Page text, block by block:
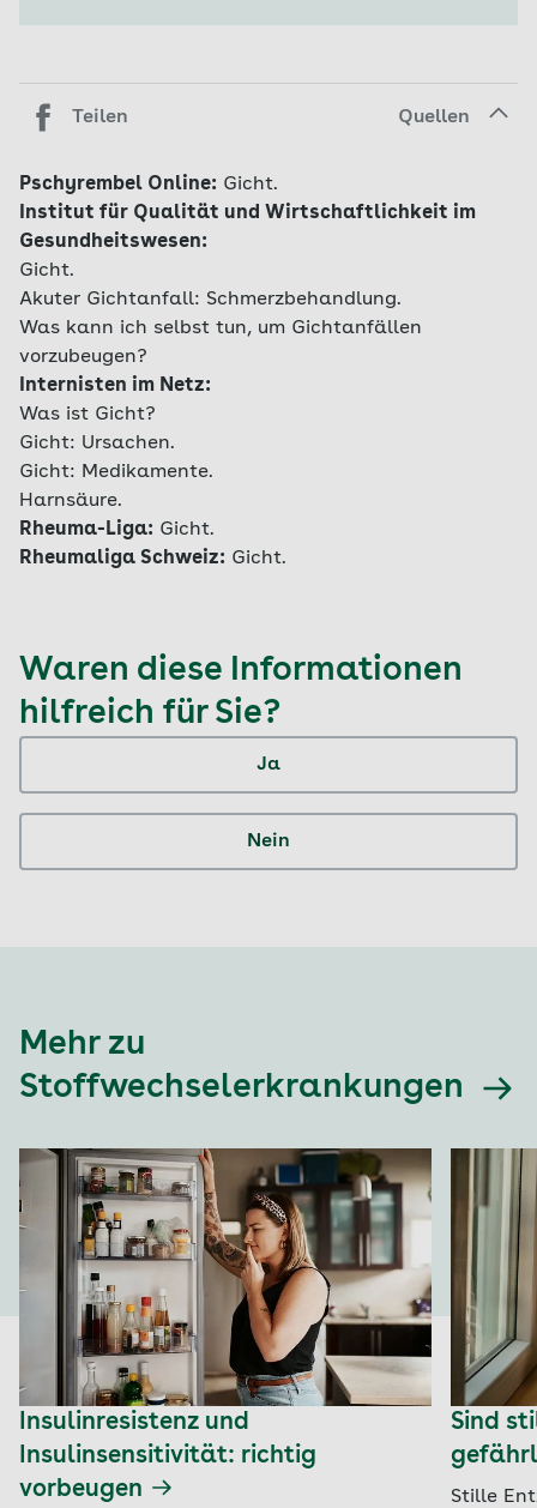
Teilen Quellen
Pschyrembel Online: Gicht.
Institut für Qualität und Wirtschaftlichkeit im
Gesundheitswesen:
Gicht.
Akuter Gichtanfall: Schmerzbehandlung.
Was kann ich selbst tun, um Gichtanfällen
vorzubeugen?
Internisten im Netz:
Was ist Gicht?
Gicht: Ursachen.
Gicht: Medikamente.
Harnsäure.
Rheuma-Liga: Gicht.
Rheumaliga Schweiz: Gicht.
Waren diese Informationen
hilfreich für Sie?
Ja
Nein
Mehr zu
Stoffwechselerkrankungen
Insulinresistenz und
Insulinsensitivität: richtig
vorbeugen
Sind
Stille